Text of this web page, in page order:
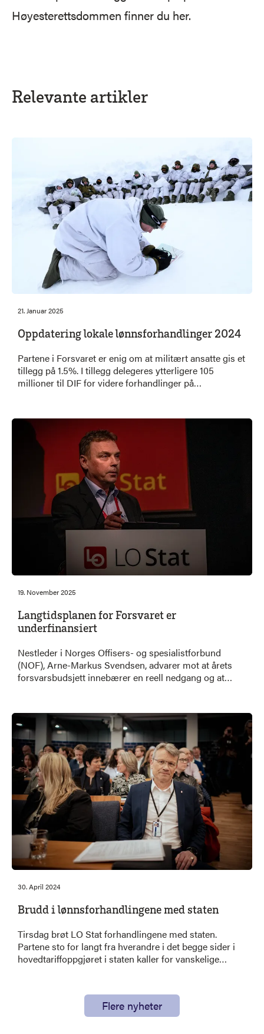
Høyesterettsdommen finner du her.
Relevante artikler
21. Januar 2025
Oppdatering lokale lønnsforhandlinger 2024
Partene i Forsvaret er enig om at militært ansatte gis et
tillegg på 1.5%. I tillegg delegeres ytterligere 105
millioner til DIF for videre forhandlinger på
19. November 2025
Langtidsplanen for Forsvaret er
underfinansiert
Nestleder i Norges Offisers- og spesialistforbund
(NOF), Arne-Markus Svendsen, advarer mot at årets
forsvarsbudsjett innebærer en reell nedgang og at
at satsingen ikke står i stil med behovene.
30. April 2024
Brudd i lønnsforhandlingene med staten
Tirsdag brøt LO Stat forhandlingene med staten.
Partene sto for langt fra hverandre i det begge sider i
hovedtariffoppgjøret i staten kaller for vanskelige
Flere nyheter